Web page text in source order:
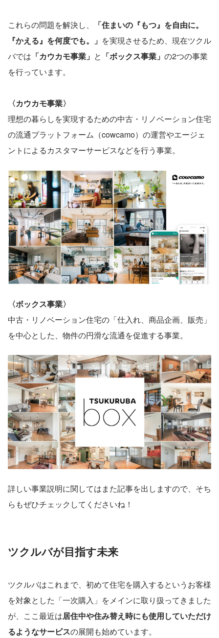
これらの問題を解決し、
「住まいの『もつ』を自由に。
『かえる』を何度でも。」 を実現させるため、現在ツクル
バでは 「カウカモ事業」 と 「ボックス事業」 の2つの事業
を行っています。
〈カウカモ事業〉
理想の暮らしを実現するための中古・リノベーション住宅
の流通プラットフォーム（cowcamo）の運営やエージェ
ントによるカスタマーサービスなどを行う事業。
〈ボックス事業〉
中古・リノベーション住宅の「仕入れ、商品企画、販売」
を中心とした、物件の円滑な流通を促進する事業。
詳しい事業説明に関してはまた記事を出しますので、そち
らもぜひチェックしてくださいね！
ツクルバが目指す未来
ツクルバはこれまで、初めて住宅を購入するというお客様
を対象とした「一次購入」をメインに取り扱ってきました
が、ここ最近は居住中や住み替え時にも使用していただけ
るようなサービスの展開も始めています。